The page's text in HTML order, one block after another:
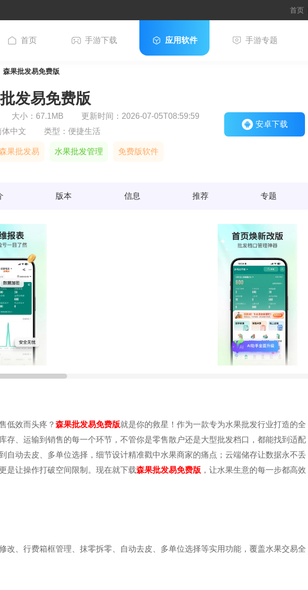
首页
首页 手游下载 应用软件 手游专题
森果批发易免费版
发易免费版
大小：67.1MB
更新时间：2026-07-05T08:59:59
体中文 类型：便捷生活
果批发易 水果批发管理 免费版软件
安卓下载
版本 信息 推荐 专题
低效而头疼？ 森果批发易免费版就是你的救星！作为一款专为水果批发行业打造的全
存、运输到销售的每一个环节，不管你是零售散户还是大型批发档口，都能找到适配
自动去皮、多单位选择，细节设计精准戳中水果商家的痛点；云端储存让数据永不丢
是让操作打破空间限制。现在就下载森果批发易免费版 ，让水果生意的每一步都高效
改、行费箱框管理、抹零拆零、自动去皮、多单位选择等实用功能，覆盖水果交易全